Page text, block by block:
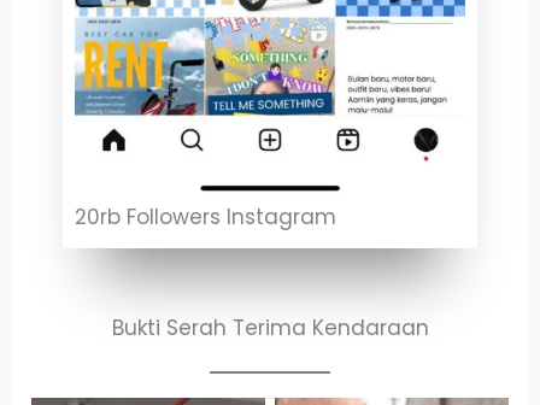
20rb Followers Instagram
Bukti Serah Terima Kendaraan